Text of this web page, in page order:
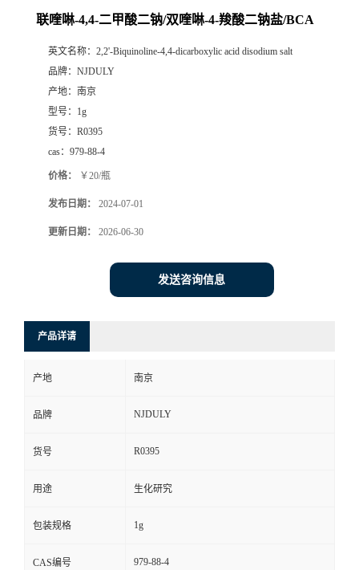
联喹啉-4,4-二甲酸二钠/双喹啉-4-羧酸二钠盐/BCA
英文名称： 2,2'-Biquinoline-4,4-dicarboxylic acid disodium salt
品牌： NJDULY
产地： 南京
型号： 1g
货号： R0395
cas： 979-88-4
价格： ￥20/瓶
发布日期： 2024-07-01
更新日期： 2026-06-30
发送咨询信息
产品详请
产地 南京
品牌 NJDULY
货号 R0395
用途 生化研究
包装规格 1g
CAS编号 979-88-4